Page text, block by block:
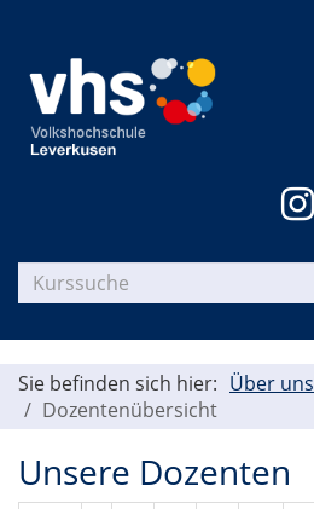
Sie befinden sich hier: Über uns
Dozentenübersicht
Unsere Dozenten